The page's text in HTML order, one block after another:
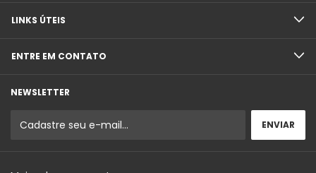
LINKS ÚTEIS
ENTRE EM CONTATO
NEWSLETTER